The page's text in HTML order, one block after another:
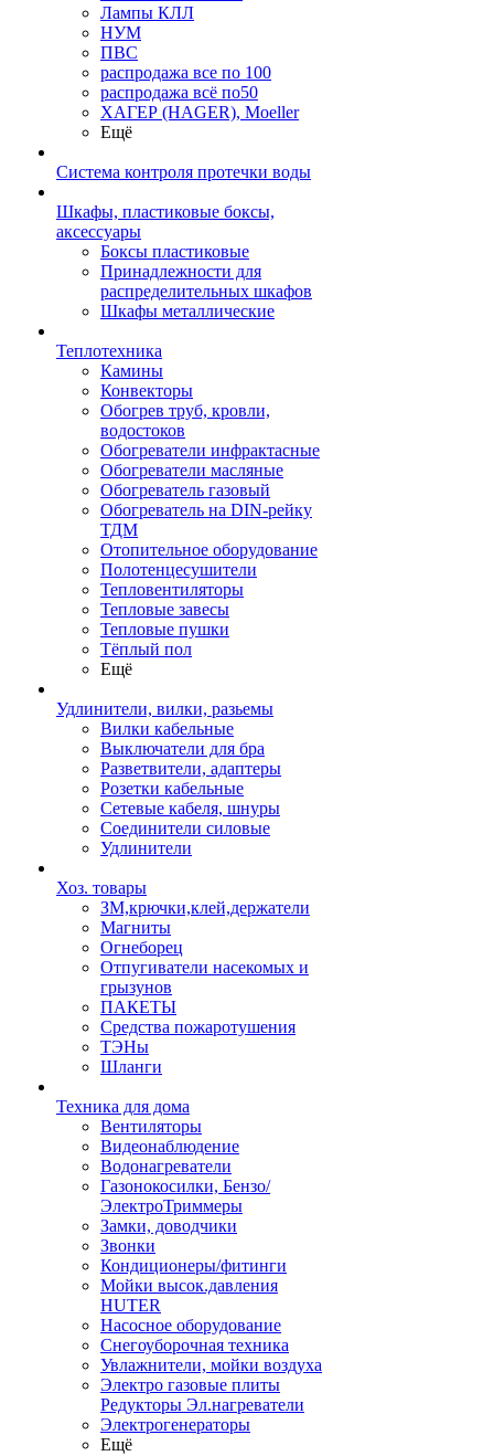
Лампы КЛЛ
НУМ
ПВС
распродажа все по 100
распродажа всё по50
ХАГЕР (HAGER), Moeller
Ещё
Система контроля протечки воды
Шкафы, пластиковые боксы,
аксессуары
Боксы пластиковые
Принадлежности для
распределительных шкафов
Шкафы металлические
Теплотехника
Камины
Конвекторы
Обогрев труб, кровли,
водостоков
Обогреватели инфрактасные
Обогреватели масляные
Обогреватель газовый
Обогреватель на DIN-рейку
ТДМ
Отопительное оборудование
Полотенцесушители
Тепловентиляторы
Тепловые завесы
Тепловые пушки
Тёплый пол
Ещё
Удлинители, вилки, разьемы
Вилки кабельные
Выключатели для бра
Разветвители, адаптеры
Розетки кабельные
Сетевые кабеля, шнуры
Соединители силовые
Удлинители
Хоз. товары
ЗМ,крючки,клей,держатели
Магниты
Огнеборец
Отпугиватели насекомых и
грызунов
ПАКЕТЫ
Средства пожаротушения
ТЭНы
Шланги
Техника для дома
Вентиляторы
Видеонаблюдение
Водонагреватели
Газонокосилки, Бензо/
ЭлектроТриммеры
Замки, доводчики
Звонки
Кондиционеры/фитинги
Мойки высок.давления
HUTER
Насосное оборудование
Снегоуборочная техника
Увлажнители, мойки воздуха
Электро газовые плиты
Редукторы Эл.нагреватели
Электрогенераторы
Ещё